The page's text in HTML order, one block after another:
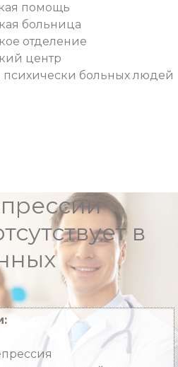
помощь
больница
отделение
центр
психически больных людей
в